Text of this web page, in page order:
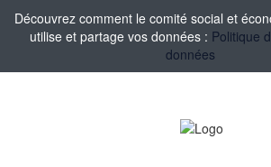
Découvrez comment le comité social et
utilise et partage vos données : Politique
données